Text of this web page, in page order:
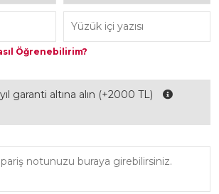
Öğrenebilirim?
yıl garanti altına alın (+2000 TL)